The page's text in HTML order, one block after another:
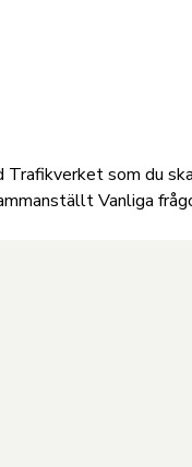
som du
Vanliga